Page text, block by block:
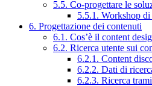
5.5. Co-progettare le
5.5.1. Workshop
6. Progettazione dei contenuti
6.1. Cos’è il content
6.2. Ricerca utente sui
6.2.1. Content
6.2.2. Dati di
6.2.3. Ricerca